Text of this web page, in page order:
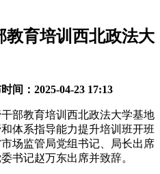
教育培训西北政法大
间： 2025-04-23 17:13
教育培训西北政法大学基地
体系指导能力提升培训班开班
场监管局党组书记、局长出席
书记赵万东出席并致辞。